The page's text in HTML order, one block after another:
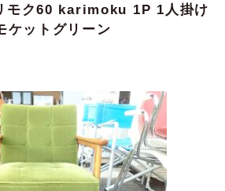
モク60 karimoku 1P 1人掛け
ケットグリーン